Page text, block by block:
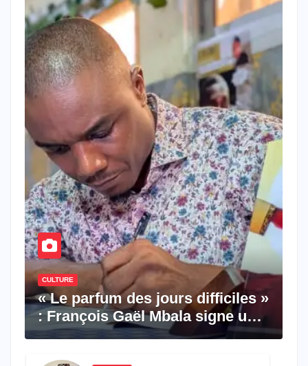
CULTURE
« Le parfum des jours difficiles »
: François Gaël Mbala signe un
premier roman porté par la